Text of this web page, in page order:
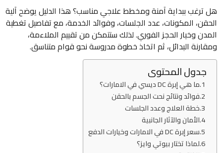
هل ترغب ببداية آمنة ومخطط علاجي مناسب؟ هذا الدليل يوضح آلية
الحقن، المكونات، عدد الجلسات، وفوائد الخدمة، مع تفاصيل تغطية
المدن وخيار الحجز الفوري. لذلك ستتمكن من تقييم الملاءمة،
ومقارنة البدائل، ثم اتخاذ خطوة مدروسة نحو قوام متناسق.
جدول المحتوى
ما هي إبرة DC ديسي في الامارات؟
فوائد ونتائج نحت الجسم بالحقن
خطة العلاج وعدد الجلسات
الأمان والآثار الجانبية
سعر إبرة DC في الامارات وخيارات الدفع
لماذا تختار بيوتي وايز؟